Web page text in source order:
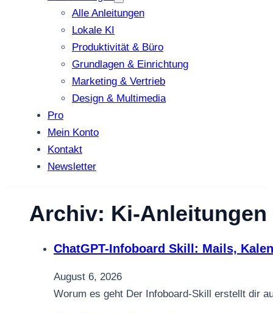
Alle Anleitungen
Lokale KI
Produktivität & Büro
Grundlagen & Einrichtung
Marketing & Vertrieb
Design & Multimedia
Pro
Mein Konto
Kontakt
Newsletter
Archiv: Ki-Anleitungen
ChatGPT-Infoboard Skill: Mails,
August 6, 2026
Worum es geht Der Infoboard-Skill erstellt dir